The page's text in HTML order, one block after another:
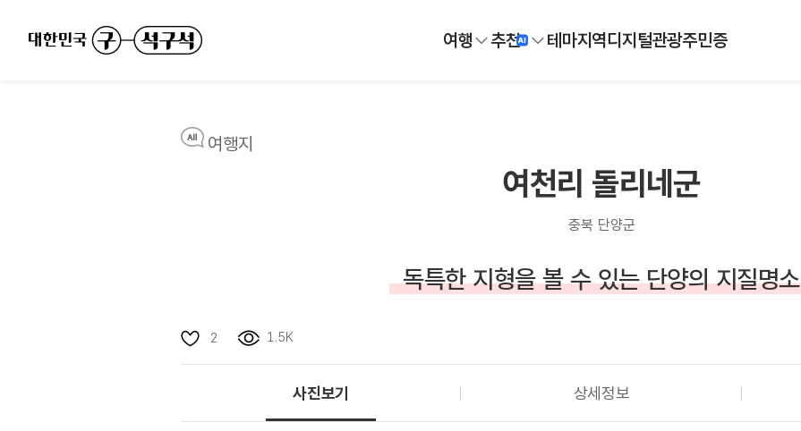
여행 추천 테마지역디지털관광주민증
여행지
여천리 돌리네군
충북 단양군
독특한 지형을 볼 수 있는 단양의 지질명소
2 1.5K
사진보기 상세정보